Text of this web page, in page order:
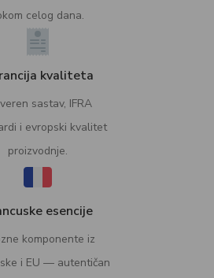
celog dana.
kvaliteta
sastav, IFRA
i evropski kvalitet
proizvodnje.
esencije
komponente iz
i EU — autentičan